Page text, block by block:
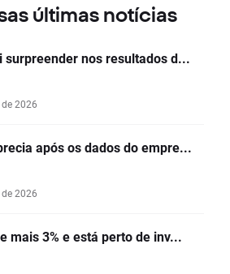
últimas notícias
surpreender nos resultados d...
2026
após os dados do empre...
2026
mais 3% e está perto de inv...